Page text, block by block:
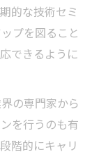
的な技術セミ
プを図ること
できるように
の専門家から
を行うのも有
階的にキャリ